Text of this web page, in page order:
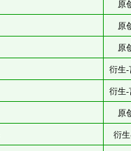
原
原
原
衍生-
衍生-
原
衍